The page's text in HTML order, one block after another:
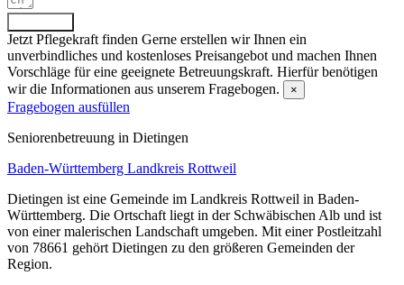
Jetzt Pflegekraft finden Gerne erstellen wir Ihnen ein
unverbindliches und kostenloses Preisangebot und machen Ihnen
Vorschläge für eine geeignete Betreuungskraft. Hierfür benötigen
wir die Informationen aus unserem Fragebogen.
×
Fragebogen ausfüllen
Senioren­betreuung in Dietingen
Baden-Württemberg Landkreis Rottweil
Dietingen ist eine Gemeinde im Landkreis Rottweil in Baden-
Württemberg. Die Ortschaft liegt in der Schwäbischen Alb und ist
von einer malerischen Landschaft umgeben. Mit einer Postleitzahl
von 78661 gehört Dietingen zu den größeren Gemeinden der
Region.